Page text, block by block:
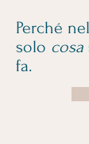
Perché
solo cosa
fa.